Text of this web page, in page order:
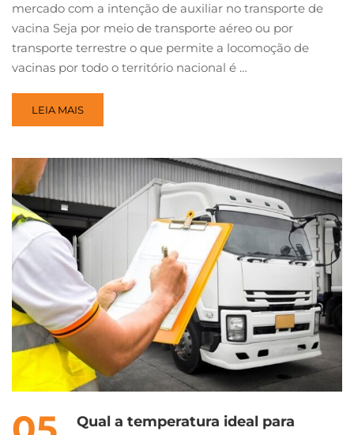
mercado com a intenção de auxiliar no transporte de
vacina Seja por meio de transporte aéreo ou por
transporte terrestre o que permite a locomoção de
vacinas por todo o território nacional é …
LEIA MAIS
Qual a temperatura ideal para